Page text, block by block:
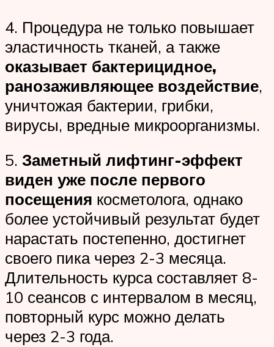
4. Процедура не только повышает
эластичность тканей, а также
оказывает бактерицидное,
ранозаживляющее воздействие,
уничтожая бактерии, грибки,
вирусы, вредные микроорганизмы.
5. Заметный лифтинг-эффект
виден уже после первого
посещения косметолога, однако
более устойчивый результат будет
нарастать постепенно, достигнет
своего пика через 2-3 месяца.
Длительность курса составляет 8-
10 сеансов с интервалом в месяц,
повторный курс можно делать
через 2-3 года.